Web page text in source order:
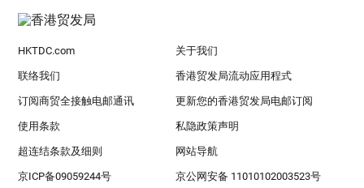
HKTDC.com 关于我们
联络我们 香港贸发局流动应用程式
订阅商贸全接触电邮通讯 更新您的香港贸发局电邮订阅
使用条款 私隐政策声明
超连结条款及细则 网站导航
京ICP备09059244号 京公网安备 11010102003523号